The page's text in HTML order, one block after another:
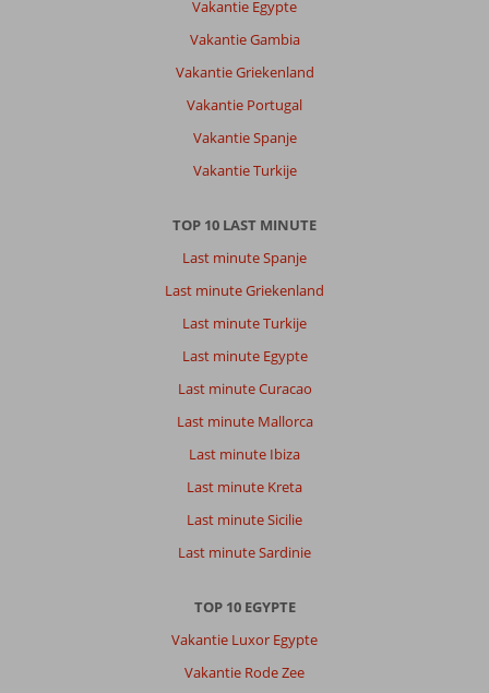
Vakantie Egypte
Vakantie Gambia
Vakantie Griekenland
Vakantie Portugal
Vakantie Spanje
Vakantie Turkije
TOP 10 LAST MINUTE
Last minute Spanje
Last minute Griekenland
Last minute Turkije
Last minute Egypte
Last minute Curacao
Last minute Mallorca
Last minute Ibiza
Last minute Kreta
Last minute Sicilie
Last minute Sardinie
TOP 10 EGYPTE
Vakantie Luxor Egypte
Vakantie Rode Zee